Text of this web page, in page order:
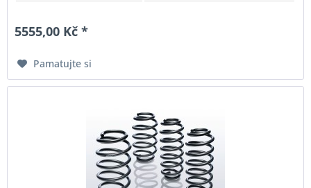
5555,00 Kč *
Pamatujte si